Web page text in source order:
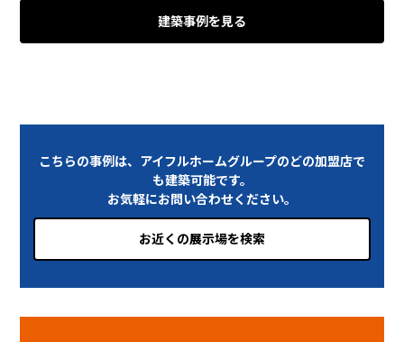
建築事例を見る
こちらの事例は、アイフルホームグループのどの加盟店で
も建築可能です。
お気軽にお問い合わせください。
お近くの展示場を検索